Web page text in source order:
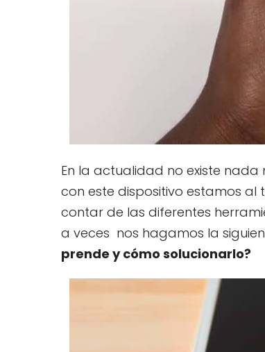
En la actualidad no existe
con este dispositivo estamos al
contar de las diferentes
a veces nos hagamos la
prende y cómo solucionarlo?